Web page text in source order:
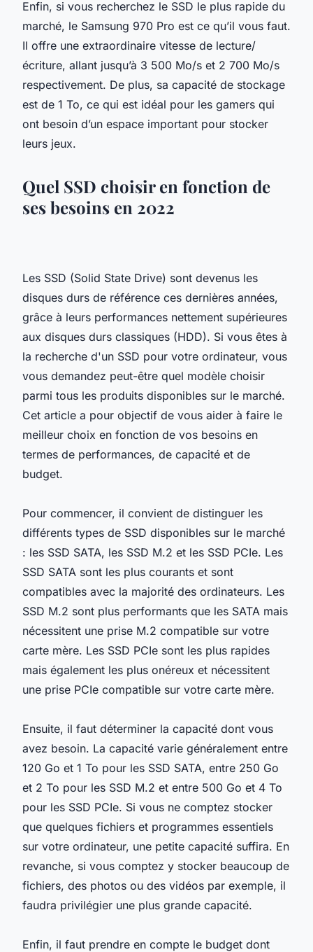
Enfin, si vous recherchez le SSD le plus rapide du
marché, le Samsung 970 Pro est ce qu’il vous faut.
Il offre une extraordinaire vitesse de lecture/
écriture, allant jusqu’à 3 500 Mo/s et 2 700 Mo/s
respectivement. De plus, sa capacité de stockage
est de 1 To, ce qui est idéal pour les gamers qui
ont besoin d’un espace important pour stocker
leurs jeux.
Quel SSD choisir en fonction de
ses besoins en 2022
Les SSD (Solid State Drive) sont devenus les
disques durs de référence ces dernières années,
grâce à leurs performances nettement supérieures
aux disques durs classiques (HDD). Si vous êtes à
la recherche d'un SSD pour votre ordinateur, vous
vous demandez peut-être quel modèle choisir
parmi tous les produits disponibles sur le marché.
Cet article a pour objectif de vous aider à faire le
meilleur choix en fonction de vos besoins en
termes de performances, de capacité et de
budget.
Pour commencer, il convient de distinguer les
différents types de SSD disponibles sur le marché
: les SSD SATA, les SSD M.2 et les SSD PCIe. Les
SSD SATA sont les plus courants et sont
compatibles avec la majorité des ordinateurs. Les
SSD M.2 sont plus performants que les SATA mais
nécessitent une prise M.2 compatible sur votre
carte mère. Les SSD PCIe sont les plus rapides
mais également les plus onéreux et nécessitent
une prise PCIe compatible sur votre carte mère.
Ensuite, il faut déterminer la capacité dont vous
avez besoin. La capacité varie généralement entre
120 Go et 1 To pour les SSD SATA, entre 250 Go
et 2 To pour les SSD M.2 et entre 500 Go et 4 To
pour les SSD PCIe. Si vous ne comptez stocker
que quelques fichiers et programmes essentiels
sur votre ordinateur, une petite capacité suffira. En
revanche, si vous comptez y stocker beaucoup de
fichiers, des photos ou des vidéos par exemple, il
faudra privilégier une plus grande capacité.
Enfin, il faut prendre en compte le budget dont